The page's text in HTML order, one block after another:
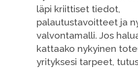
läpi kriittiset tiedot,
palautustavoitteet ja
valvontamalli. Jos
kattaako nykyinen
yrityksesi tarpeet,